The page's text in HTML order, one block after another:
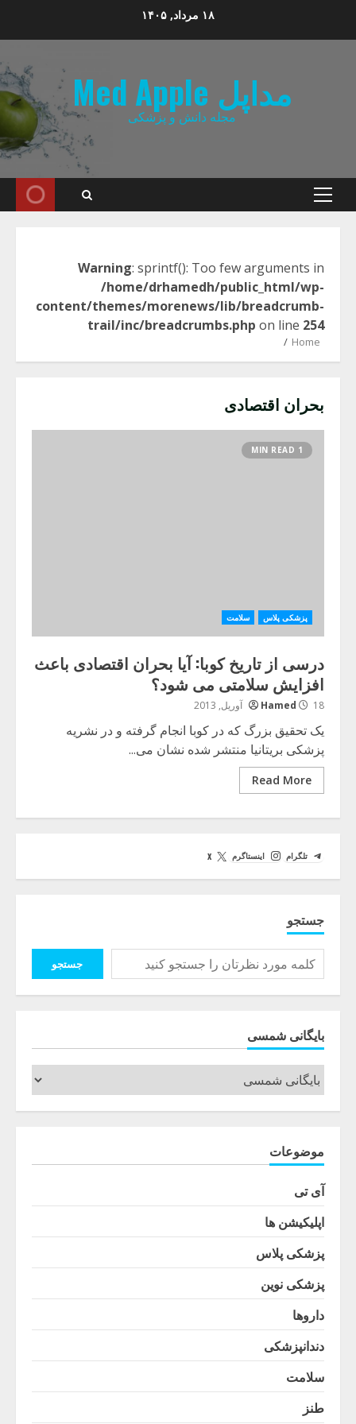
۱۸ مرداد, ۱۴۰۵
مداپل Med Apple
مجله دانش و پزشکی
Primary
Warning: sprintf(): Too few arguments in
/home/drhamedh/public_html/wp-
content/themes/morenews/lib/breadcrumb-
trail/inc/breadcrumbs.php on line 254
Home
بحران اقتصادی
1 MIN READ
پزشکی پلاس سلامت
درسی از تاریخ کوبا: آیا بحران اقتصادی باعث
افزایش سلامتی می شود؟
Hamed 18 آوریل, 2013
یک تحقیق بزرگ که در کوبا انجام گرفته و در نشریه
پزشکی بریتانیا منتشر شده نشان می...
Read More
تلگرام اینستاگرم X
جستجو
جستجو
بایگانی شمسی
موضوعات
آی تی
اپلیکیشن ها
پزشکی پلاس
پزشکی نوین
داروها
دندانپزشکی
سلامت
طنز